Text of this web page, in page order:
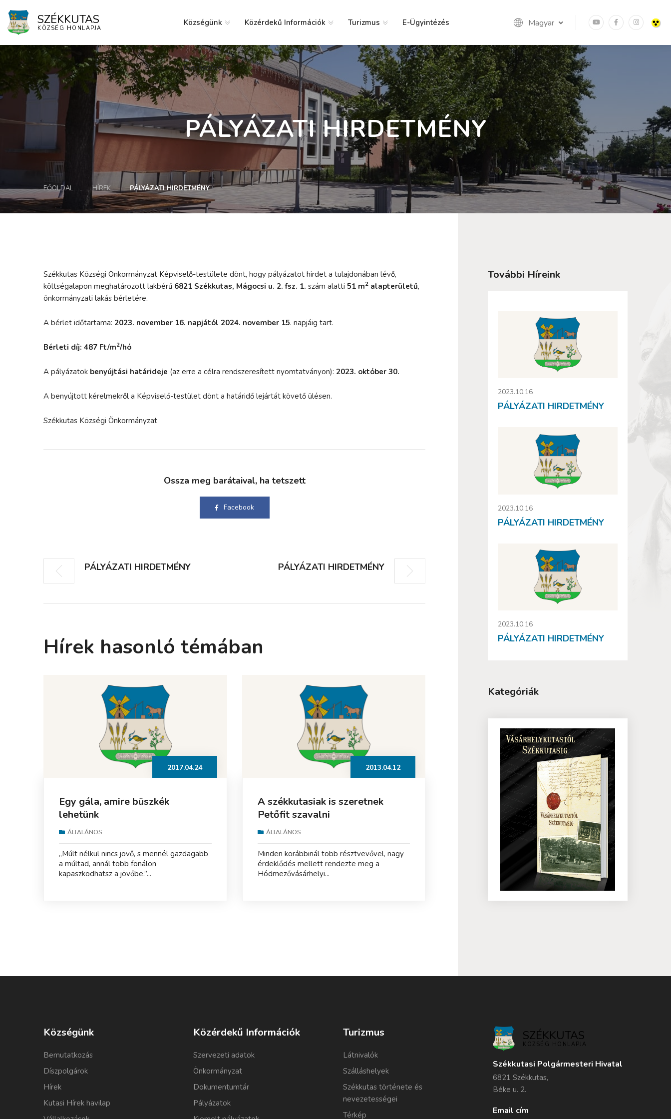
SZÉKKUTAS
KÖZSÉG HONLAPJA Magyar
Községünk Közérdekű Információk Turizmus E-Ügyintézés
Elérhetőség
PÁLYÁZATI HIRDETMÉNY
FŐOLDAL HÍREK PÁLYÁZATI HIRDETMÉNY
Székkutas Községi Önkormányzat Képviselő-testülete dönt, hogy pályázatot hirdet a tulajdonában lévő,
költségalapon meghatározott lakbérű 6821 Székkutas, Mágocsi u. 2. fsz. 1. szám alatti 51 m2 alapterületű,
önkormányzati lakás bérletére.
A bérlet időtartama: 2023. november 16. napjától 2024. november 15. napjáig tart.
Bérleti díj: 487 Ft/m2/hó
A pályázatok benyújtási határideje (az erre a célra rendszeresített nyomtatványon): 2023. október 30.
A benyújtott kérelmekről a Képviselő-testület dönt a határidő lejártát követő ülésen.
Székkutas Községi Önkormányzat
Ossza meg barátaival, ha tetszett
Facebook
PÁLYÁZATI HIRDETMÉNY PÁLYÁZATI HIRDETMÉNY
Hírek hasonló témában
2017.04.24
Egy gála, amire büszkék
lehetünk
ÁLTALÁNOS
„Múlt nélkül nincs jövő, s mennél gazdagabb
a múltad, annál több fonálon
kapaszkodhatsz a jövőbe.”...
2013.04.12
A székkutasiak is szeretnek
Petőfit szavalni
ÁLTALÁNOS
Minden korábbinál több résztvevővel, nagy
érdeklődés mellett rendezte meg a
Hódmezővásárhelyi...
További Híreink
2023.10.16
PÁLYÁZATI HIRDETMÉNY
2023.10.16
PÁLYÁZATI HIRDETMÉNY
2023.10.16
PÁLYÁZATI HIRDETMÉNY
Kategóriák
Községünk
Bemutatkozás
Díszpolgárok
Hírek
Kutasi Hírek havilap
Közérdekű Információk
Szervezeti adatok
Önkormányzat
Dokumentumtár
Pályázatok
Turizmus
Látnivalók
Szálláshelyek
Székkutas története és
nevezetességei
Térkép
SZÉKKUTAS
KÖZSÉG HONLAPJA
Székkutasi Polgármesteri Hivatal
6821 Székkutas,
Béke u. 2.
Email cím